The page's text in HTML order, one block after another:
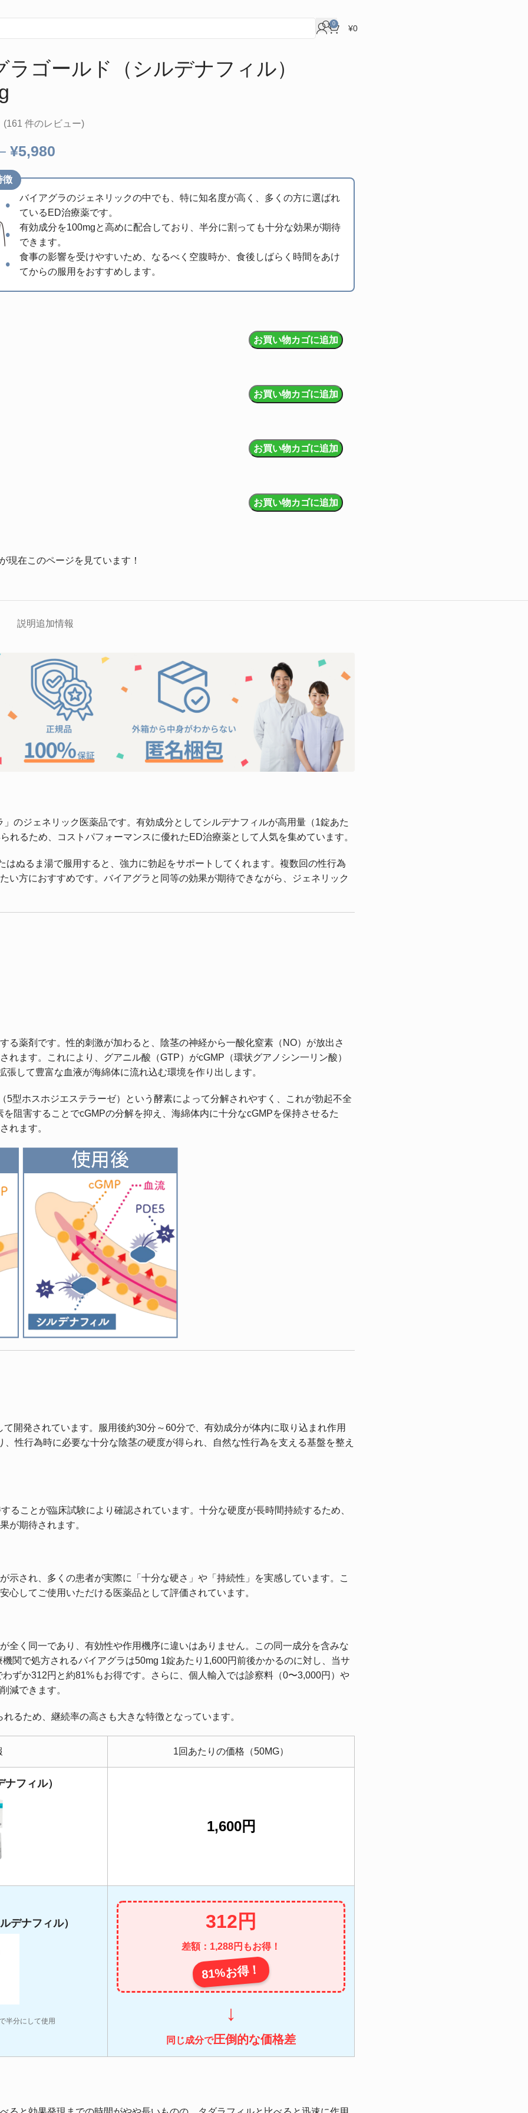
0 ¥0
ラゴールド（シルデナフィル）
(161 件のレビュー)
¥5,980
徴
バイアグラのジェネリックの中でも、特に知名度が高く、多くの方に選ばれ
ているED治療薬です。
有効成分を100mgと高めに配合しており、半分に割っても十分な効果が期待
できます。
食事の影響を受けやすいため、なるべく空腹時か、食後しばらく時間をあけ
てからの服用をおすすめします。
お買い物カゴに追加
お買い物カゴに追加
お買い物カゴに追加
お買い物カゴに追加
現在このページを見ています！
説明追加情報
のジェネリック医薬品です。有効成分としてシルデナフィルが高用量（1錠あた
るため、コストパフォーマンスに優れたED治療薬として人気を集めています。
ぬるま湯で服用すると、強力に勃起をサポートしてくれます。複数回の性行為
い方におすすめです。バイアグラと同等の効果が期待できながら、ジェネリック
る薬剤です。性的刺激が加わると、陰茎の神経から一酸化窒素（NO）が放出さ
ます。これにより、グアニル酸（GTP）がcGMP（環状グアノシン一リン酸）
して豊富な血液が海綿体に流れ込む環境を作り出します。
型ホスホジエステラーゼ）という酵素によって分解されやすく、これが勃起不全
阻害することでcGMPの分解を抑え、海綿体内に十分なcGMPを保持させるた
れます。
開発されています。服用後約30分～60分で、有効成分が体内に取り込まれ作用
性行為時に必要な十分な陰茎の硬度が得られ、自然な性行為を支える基盤を整え
ることが臨床試験により確認されています。十分な硬度が長時間持続するため、
が期待されます。
示され、多くの患者が実際に「十分な硬さ」や「持続性」を実感しています。こ
してご使用いただける医薬品として評価されています。
全く同一であり、有効性や作用機序に違いはありません。この同一成分を含みな
関で処方されるバイアグラは50mg 1錠あたり1,600円前後かかるのに対し、当サ
ずか312円と約81%もお得です。さらに、個人輸入では診察料（0〜3,000円）や
減できます。
るため、継続率の高さも大きな特徴となっています。
1回あたりの価格（50MG）
フィル）
1,600円
デナフィル）
半分にして使用
312円
差額：1,288円もお得！
81%お得！
↓
同じ成分で圧倒的な価格差